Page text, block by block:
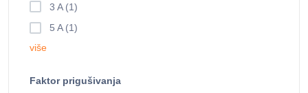
3 A (1)
5 A (1)
više
Faktor prigušivanja